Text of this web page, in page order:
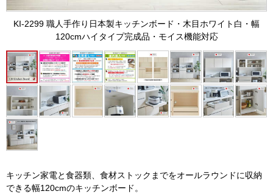
KI-2299 職人手作り日本製キッチンボード・木目ホワイト白・幅
120cmハイタイプ完成品・モイス機能対応
キッチン家電と食器類、食材ストックまでをオールラウンドに収納
できる幅120cmのキッチンボード。